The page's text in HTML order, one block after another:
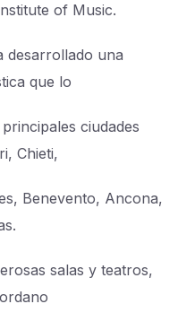
of Music.
desarrollado una
que lo
ciudades
Chieti,
Benevento, Ancona,
salas y teatros,